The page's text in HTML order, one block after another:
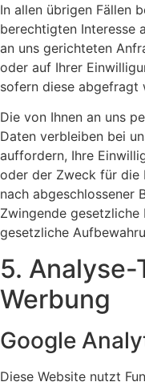
In allen übrigen Fällen
berechtigten Interesse
an uns gerichteten
oder auf Ihrer
sofern diese abgefragt
Die von Ihnen an uns
Daten verbleiben bei
auffordern, Ihre
oder der Zweck für die
nach abgeschlossener
Zwingende gesetzliche
gesetzliche
5. Analyse-
Werbung
Google
Diese Website nutzt